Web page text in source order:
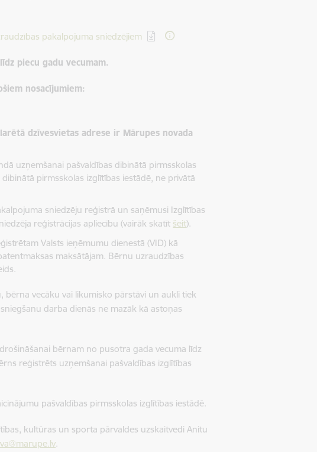
pakalpojuma sniedzējiem
piecu gadu vecumam.
nosacījumiem:
dzīvesvietas adrese ir Mārupes novada
uzņemšanai pašvaldības dibinātā pirmsskolas
pirmsskolas izglītības iestādē, ne privātā
sniedzēju reģistrā un saņēmusi Izglītības
reģistrācijas apliecību (vairāk skatīt šeit).
Valsts ieņēmumu dienestā (VID) kā
maksātājam. Bērnu uzraudzības
vecāku vai likumisko pārstāvi un aukli tiek
darba dienās ne mazāk kā astoņas
bērnam no pusotra gada vecuma līdz
reģistrēts uzņemšanai pašvaldības izglītības
pašvaldības pirmsskolas izglītības iestādē.
kultūras un sporta pārvaldes uzskaitvedi Anitu
.